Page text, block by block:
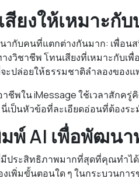
สียงให้เหมาะกั
ากับคนที่แตกต่างกันมาก: เพื่อน
งวิชาชีพ โทนเสียงที่เหมาะกับเ
ะปล่อยให้ธรรมชาติลำลองของ
ชีพใน iMessage ใช้เวลาสักครู่
ป็นหัวข้อที่ละเอียดอ่อนที่ต้องระ
พ์ AI เพื่อพัฒน
มีประสิทธิภาพมากที่สุดที่คุณทำ
เพิ่มขั้นตอนใด ๆ ในกระบวนกา